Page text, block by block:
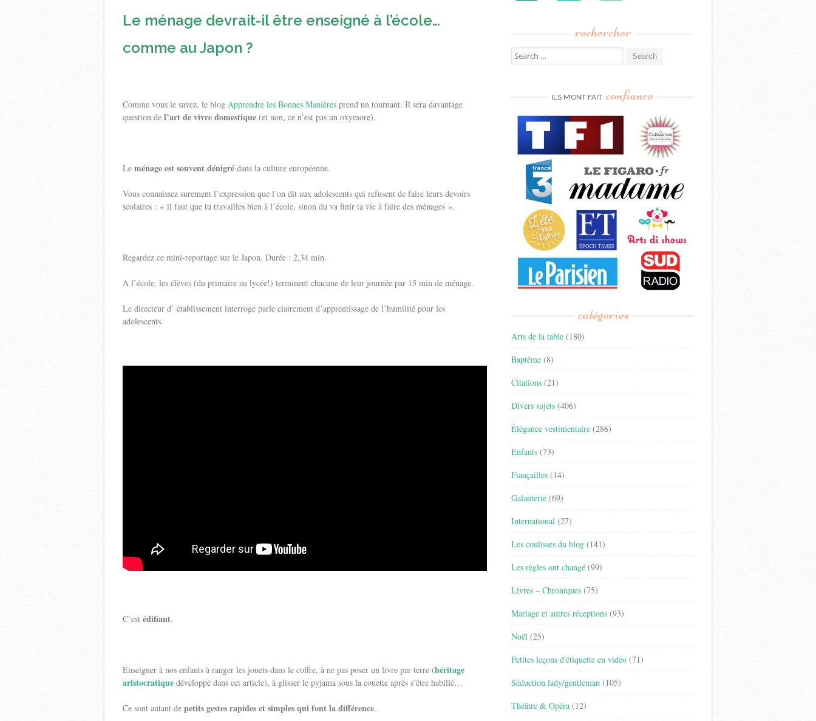
Le ménage devrait-il être enseigné à l’école…
comme au Japon ?
Comme vous le savez, le blog Apprendre les Bonnes Manières prend un tournant. Il sera davantage
question de l’art de vivre domestique (et non, ce n’est pas un oxymore).
Le ménage est souvent dénigré dans la culture européenne.
Vous connaissez surement l’expression que l’on dit aux adolescents qui refusent de faire leurs devoirs
scolaires : « il faut que tu travailles bien à l’école, sinon du va finir ta vie à faire des ménages ».
Regardez ce mini-reportage sur le Japon. Durée : 2,34 min.
A l’école, les élèves (du primaire au lycée!) terminent chacune de leur journée par 15 min de ménage.
Le directeur d’ établissement interrogé parle clairement d’apprentissage de l’humilité pour les
adolescents.
C’est édifiant.
Enseigner à nos enfants à ranger les jouets dans le coffre, à ne pas poser un livre par terre (héritage
aristocratique développé dans cet article), à glisser le pyjama sous la couette après s’être habillé…
Ce sont autant de petits gestes rapides et simples qui font la différence.
rechercher
Search
for:
ILS M’ONT FAIT confiance
catégories
Arts de la table (180)
Baptême (8)
Citations (21)
Divers sujets (406)
Élégance vestimentaire (286)
Enfants (73)
Fiançailles (14)
Galanterie (69)
International (27)
Les coulisses du blog (141)
Les règles ont changé (99)
Livres – Chroniques (75)
Mariage et autres réceptions (93)
Noël (25)
Petites leçons d'étiquette en vidéo (71)
Séduction lady/gentleman (105)
Théâtre & Opéra (12)